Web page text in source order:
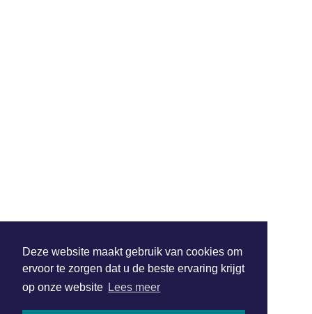
Deze website maakt gebruik van cookies om
ervoor te zorgen dat u de beste ervaring krijgt
op onze website Lees meer